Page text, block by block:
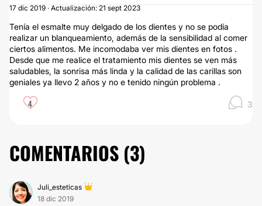
17 dic 2019 · Actualización: 21 sept 2023
Tenía el esmalte muy delgado de los dientes y no se podía
realizar un blanqueamiento, además de la sensibilidad al comer
ciertos alimentos. Me incomodaba ver mis dientes en fotos .
Desde que me realice el tratamiento mis dientes se ven más
saludables, la sonrisa más linda y la calidad de las carillas son
geniales ya llevo 2 años y no e tenido ningún problema .
4 3
COMENTARIOS (3)
Juli_esteticas
18 dic 2019